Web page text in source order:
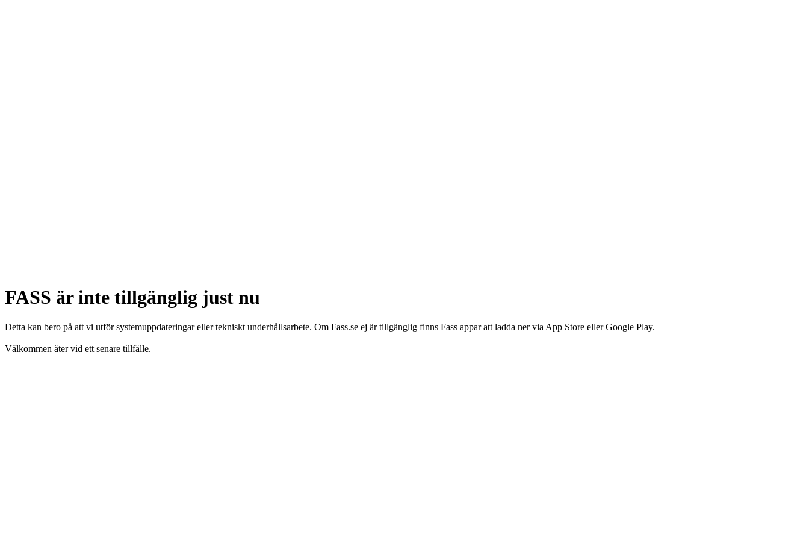
FASS är inte tillgänglig just nu
Detta kan bero på att vi utför systemuppdateringar eller tekniskt underhållsarbete. Om Fass.se ej är tillgänglig finns Fass appar att ladda ner via App Store eller Google Play.
Välkommen åter vid ett senare tillfälle.